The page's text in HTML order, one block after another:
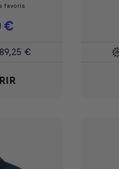
favoris
€
89,25 €